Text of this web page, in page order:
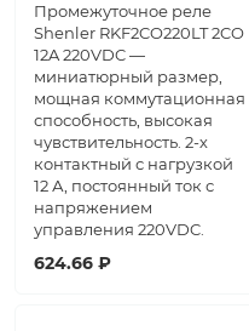
Промежуточное реле
Shenler RKF2CO220LT 2CO
12A 220VDC —
миниатюрный размер,
мощная коммутационная
способность, высокая
чувствительность. 2-х
контактный с нагрузкой
12 А, постоянный ток с
напряжением
управления 220VDC.
624.66 ₽